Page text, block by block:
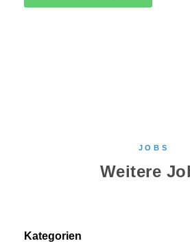
JOBS
Weitere
Kategorien